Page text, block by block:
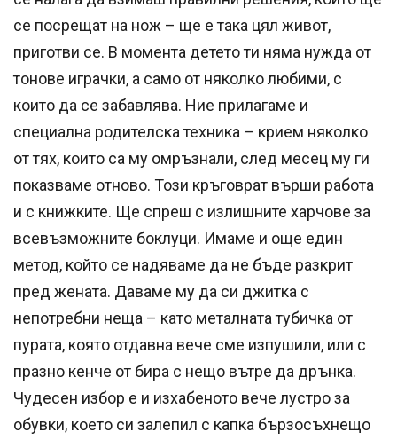
се посрещат на нож – ще е така цял живот,
приготви се. В момента детето ти няма нужда от
тонове играчки, а само от няколко любими, с
които да се забавлява. Ние прилагаме и
специална родителска техника – крием няколко
от тях, които са му омръзнали, след месец му ги
показваме отново. Този кръговрат върши работа
и с книжките. Ще спреш с излишните харчове за
всевъзможните боклуци. Имаме и още един
метод, който се надяваме да не бъде разкрит
пред жената. Даваме му да си джитка с
непотребни неща – като металната тубичка от
пурата, която отдавна вече сме изпушили, или с
празно кенче от бира с нещо вътре да дрънка.
Чудесен избор е и изхабеното вече лустро за
обувки, което си залепил с капка бързосъхнещо